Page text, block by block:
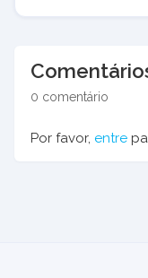
0 comentário
Por favor, entre